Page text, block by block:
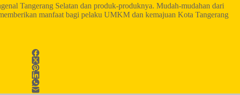
Tangerang Selatan dan produk-produknya. Mudah-mudahan dari
manfaat bagi pelaku UMKM dan kemajuan Kota Tangerang